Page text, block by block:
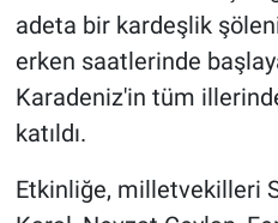
adeta bir kardeşlik
erken saatlerinde
Karadeniz'in tüm
katıldı.
Etkinliğe, milletvekilleri